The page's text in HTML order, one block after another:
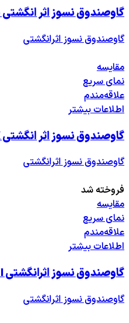
گاوصندوق نسوز اثر انگشتی EFI705 ژاپن
گاوصندوق نسوز اثرانگشتی
مقایسه
نمای سریع
علاقه‌مندم
اطلاعات بیشتر
گاوصندوق نسوز اثر انگشتی SDFE-X
گاوصندوق نسوز اثرانگشتی
فروخته شد
مقایسه
نمای سریع
علاقه‌مندم
اطلاعات بیشتر
گاوصندوق نسوز اثرانگشتی 2D201EFI ژاپن
گاوصندوق نسوز اثرانگشتی